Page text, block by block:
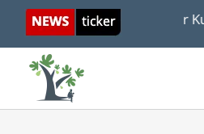
Skip
content
bei der Kundgebung